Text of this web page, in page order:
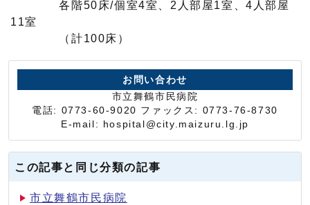
各階50床/個室4室、2人部屋1室、4人部屋
11室
（計100床）
お問い合わせ
市立舞鶴市民病院
電話: 0773-60-9020 ファックス: 0773-76-8730
E-mail: hospital@city.maizuru.lg.jp
この記事と同じ分類の記事
市立舞鶴市民病院